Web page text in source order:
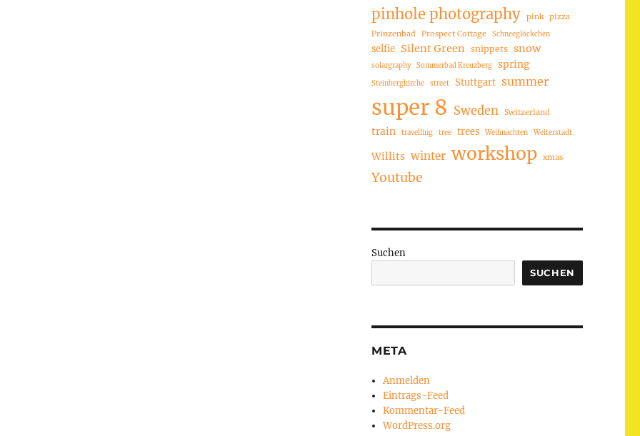
pinhole photography pink pizza
Prinzenbad
Prospect Cottage Schneeglöckchen
selfie Silent Green snippets snow
solargraphy Sommerbad Kreuzberg spring
Steinbergkirche street Stuttgart summer
super 8 Sweden Switzerland
train travelling tree trees Weihnachten Weiterstadt
Willits winter workshop xmas
Youtube
Suchen
SUCHEN
META
Anmelden
Eintrags-Feed
Kommentar-Feed
WordPress.org